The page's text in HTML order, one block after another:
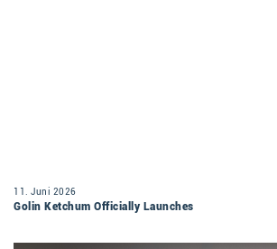
11. Juni 2026
Golin Ketchum Officially Launches